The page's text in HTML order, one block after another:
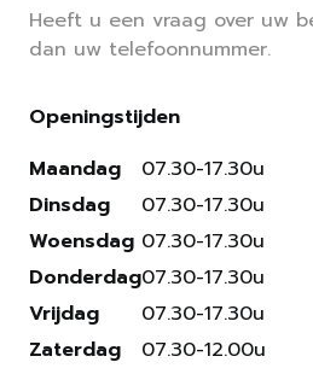
Heeft u een vraag over uw
dan uw telefoonnummer.
Openingstijden
Maandag
Dinsdag
Woensdag
Donderdag
Vrijdag
Zaterdag
07.30-17.30u
07.30-17.30u
07.30-17.30u
07.30-17.30u
07.30-17.30u
07.30-12.00u